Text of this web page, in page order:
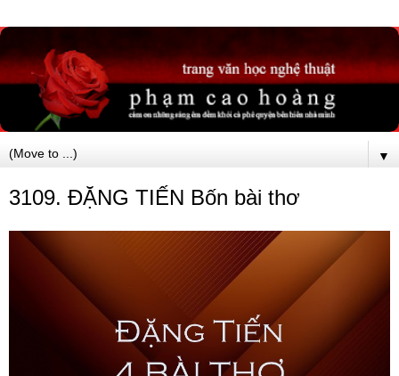
▼
3109. ĐẶNG TIẾN Bốn bài thơ